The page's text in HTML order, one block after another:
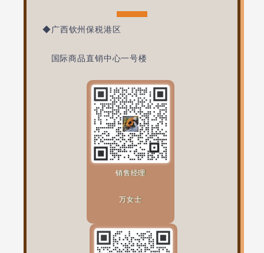
◆广西钦州保税港区
国际商品直销中心一号楼
销售经理
万女士